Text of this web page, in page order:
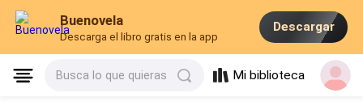
Buenovela
Descarga el libro gratis en la app
Descargar
Busca lo que quieras Mi biblioteca